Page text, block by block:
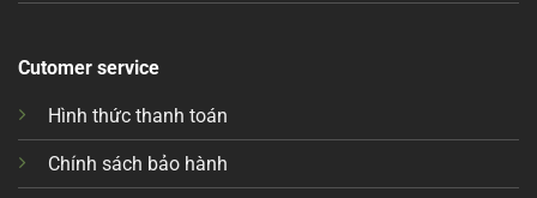
Cutomer service
Hình thức thanh toán
Chính sách bảo hành